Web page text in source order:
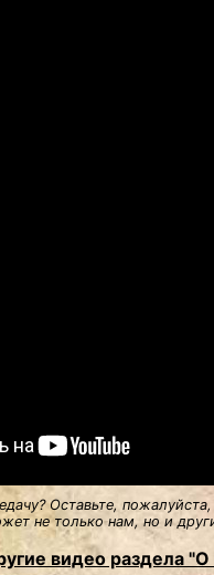
Оставьте,
не только нам, но и
видео раздела